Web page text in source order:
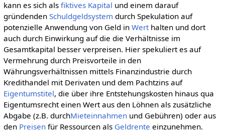
kann es sich als fiktives Kapital und einem darauf
gründenden Schuldgeldsystem durch Spekulation auf
potenzielle Anwendung von Geld in Werthalten und dort
auch durch Einwirkung auf die die Verhältnisse im
Gesamtkapital besser verpreisen. Hier spekuliert es auf
Vermehrung durch Preisvorteile in den
Währungsverhältnissen mittels Finanzindustrie durch
Kredithandel mit Derivaten und dem Pachtzins auf
Eigentumstitel, die über ihre Entstehungskosten hinaus qua
Eigentumsrecht einen Wert aus den Löhnen als zusätzliche
Abgabe (z.B. durchMieteinnahmenund Gebühren) oder aus
den Preisenfür Ressourcen als Geldrente einzunehmen.